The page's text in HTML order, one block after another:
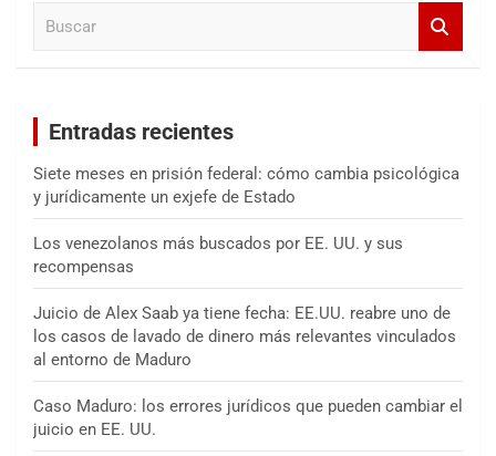
Entradas recientes
Siete meses en prisión federal: cómo cambia psicológica
y jurídicamente un exjefe de Estado
Los venezolanos más buscados por EE. UU. y sus
recompensas
Juicio de Alex Saab ya tiene fecha: EE.UU. reabre uno de
los casos de lavado de dinero más relevantes vinculados
al entorno de Maduro
Caso Maduro: los errores jurídicos que pueden cambiar el
juicio en EE. UU.